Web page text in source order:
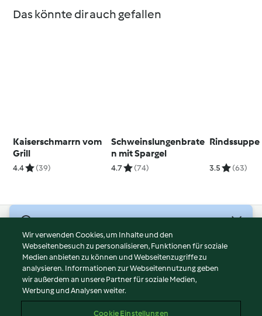
Das könnte dir auch gefallen
Kaiserschmarrn vom
Grill
4.4 (39)
Schweinslungenbrate
n mit Spargel
4.7 (74)
Rindssuppe
3.5 (63)
Nutzungsbedingungen
Datenschutzrichtlinien
Disclaimer
Impressum
Wir verwenden Cookies, um Inhalte und den
Webseitenbesuch zu personalisieren, Funktionen für soziale
Medien anbieten zu können und Webseitenzugriffe zu
analysieren. Informationen zur Webseitennutzung geben
wir außerdem an unsere Partner für soziale Medien,
Werbung und Analysen weiter.
Cookie Einstellungen